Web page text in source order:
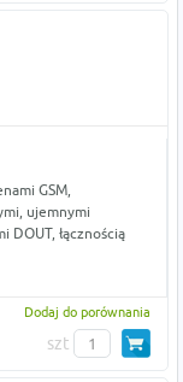
GSM,
ujemnymi
DOUT, łącznością
Dodaj do porównania
szt